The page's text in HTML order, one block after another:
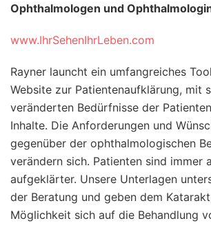
Ophthalmologen und
www.IhrSehenIhrLeben.com
Rayner launcht ein umfangreiches
Website zur Patientenaufklärung, mit
veränderten Bedürfnisse der
Inhalte. Die Anforderungen und
gegenüber der ophthalmologischen
verändern sich. Patienten sind immer
aufgeklärter. Unsere Unterlagen
der Beratung und geben dem
Möglichkeit sich auf die Behandlung